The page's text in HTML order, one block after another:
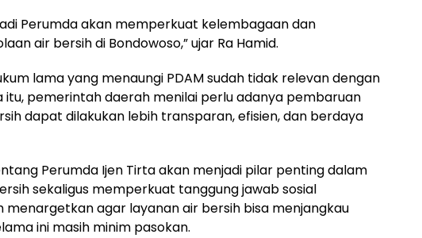
Perumda akan memperkuat kelembagaan dan
air bersih di Bondowoso,” ujar Ra Hamid.
lama yang menaungi PDAM sudah tidak relevan dengan
itu, pemerintah daerah menilai perlu adanya pembaruan
dapat dilakukan lebih transparan, efisien, dan berdaya
Perumda Ijen Tirta akan menjadi pilar penting dalam
sekaligus memperkuat tanggung jawab sosial
menargetkan agar layanan air bersih bisa menjangkau
ini masih minim pasokan.